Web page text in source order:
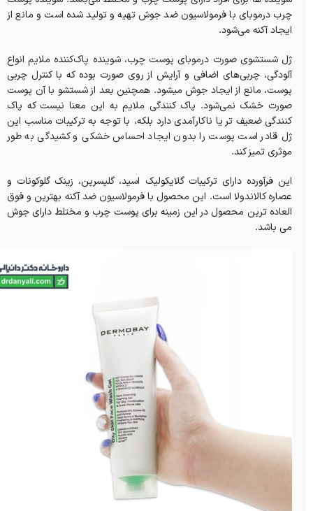
چرب درموبای با فرمولاسیون ضد جوش تهیه و تولید شده است و مانع از
ایجاد آکنه می‌شود.
ژل شستشوی صورت درموبای پوست چرب، شوینده پاک‌کننده‌ ملایم انواع
آلودگی، چربی‌های اضافی و آرایش از روی صورت بوده که با کنترل چربی
پوست، مانع از ایجاد جوش میشود. همچنین بعد از شستشو با آن پوست
صورت خشک نمی‌شود. پاک‌ کنندگی ملایم به این معنا نیست که پاک‌
کنندگی ضعیف‌ تر یا ناکارآمدی دارد بلکه، با توجه به ترکیبات مناسب این
ژل‌ قادر است پوست را بدون ایجاد احساس خشکی و کشیدگی به طور
موثری تمیز کند.
این فرآورده دارای ترکیبات گلایکولیک اسید، گلیسرین، زینک گلوکونات و
عصاره کالاندولا است. این محصول با فرمولاسیون ضد آکنه بهترین و فوق
العاده ترین محصول در این زمینه برای پوست چرب و مختلط دارای جوش
می باشد.